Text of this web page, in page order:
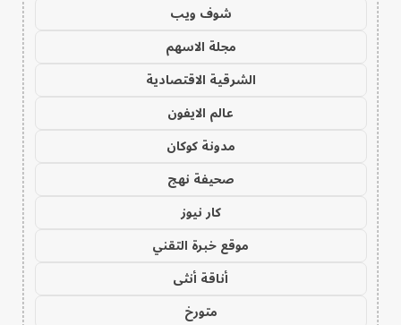
شوف ويب
مجلة الاسهم
الشرقية الاقتصادية
عالم الايفون
مدونة كوكان
صحيفة نهج
كار نيوز
موقع خبرة التقني
أناقة أنثى
متورخ